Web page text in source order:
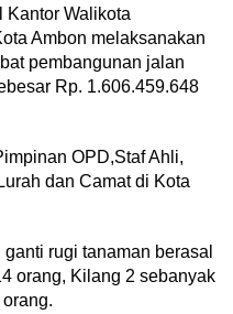
Kantor Walikota
Ambon melaksanakan
pembangunan jalan
Rp. 1.606.459.648
OPD,Staf Ahli,
dan Camat di Kota
rugi tanaman berasal
orang, Kilang 2 sebanyak